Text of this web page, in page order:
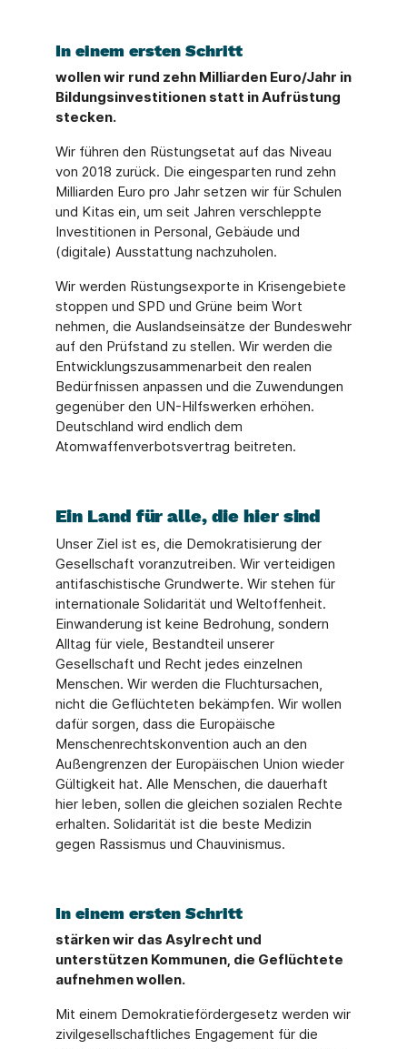
In einem ersten Schritt
wollen wir rund zehn Milliarden Euro/Jahr in
Bildungsinvestitionen statt in Aufrüstung
stecken.
Wir führen den Rüstungsetat auf das Niveau
von 2018 zurück. Die eingesparten rund zehn
Milliarden Euro pro Jahr setzen wir für Schulen
und Kitas ein, um seit Jahren verschleppte
Investitionen in Personal, Gebäude und
(digitale) Ausstattung nachzuholen.
Wir werden Rüstungsexporte in Krisengebiete
stoppen und SPD und Grüne beim Wort
nehmen, die Auslandseinsätze der Bundeswehr
auf den Prüfstand zu stellen. Wir werden die
Entwicklungszusammenarbeit den realen
Bedürfnissen anpassen und die Zuwendungen
gegenüber den UN-Hilfswerken erhöhen.
Deutschland wird endlich dem
Atomwaffenverbotsvertrag beitreten.
Ein Land für alle, die hier sind
Unser Ziel ist es, die Demokratisierung der
Gesellschaft voranzutreiben. Wir verteidigen
antifaschistische Grundwerte. Wir stehen für
internationale Solidarität und Weltoffenheit.
Einwanderung ist keine Bedrohung, sondern
Alltag für viele, Bestandteil unserer
Gesellschaft und Recht jedes einzelnen
Menschen. Wir werden die Fluchtursachen,
nicht die Geflüchteten bekämpfen. Wir wollen
dafür sorgen, dass die Europäische
Menschenrechtskonvention auch an den
Außengrenzen der Europäischen Union wieder
Gültigkeit hat. Alle Menschen, die dauerhaft
hier leben, sollen die gleichen sozialen Rechte
erhalten. Solidarität ist die beste Medizin
gegen Rassismus und Chauvinismus.
In einem ersten Schritt
stärken wir das Asylrecht und
unterstützen Kommunen, die Geflüchtete
aufnehmen wollen.
Mit einem Demokratiefördergesetz werden wir
zivilgesellschaftliches Engagement für die